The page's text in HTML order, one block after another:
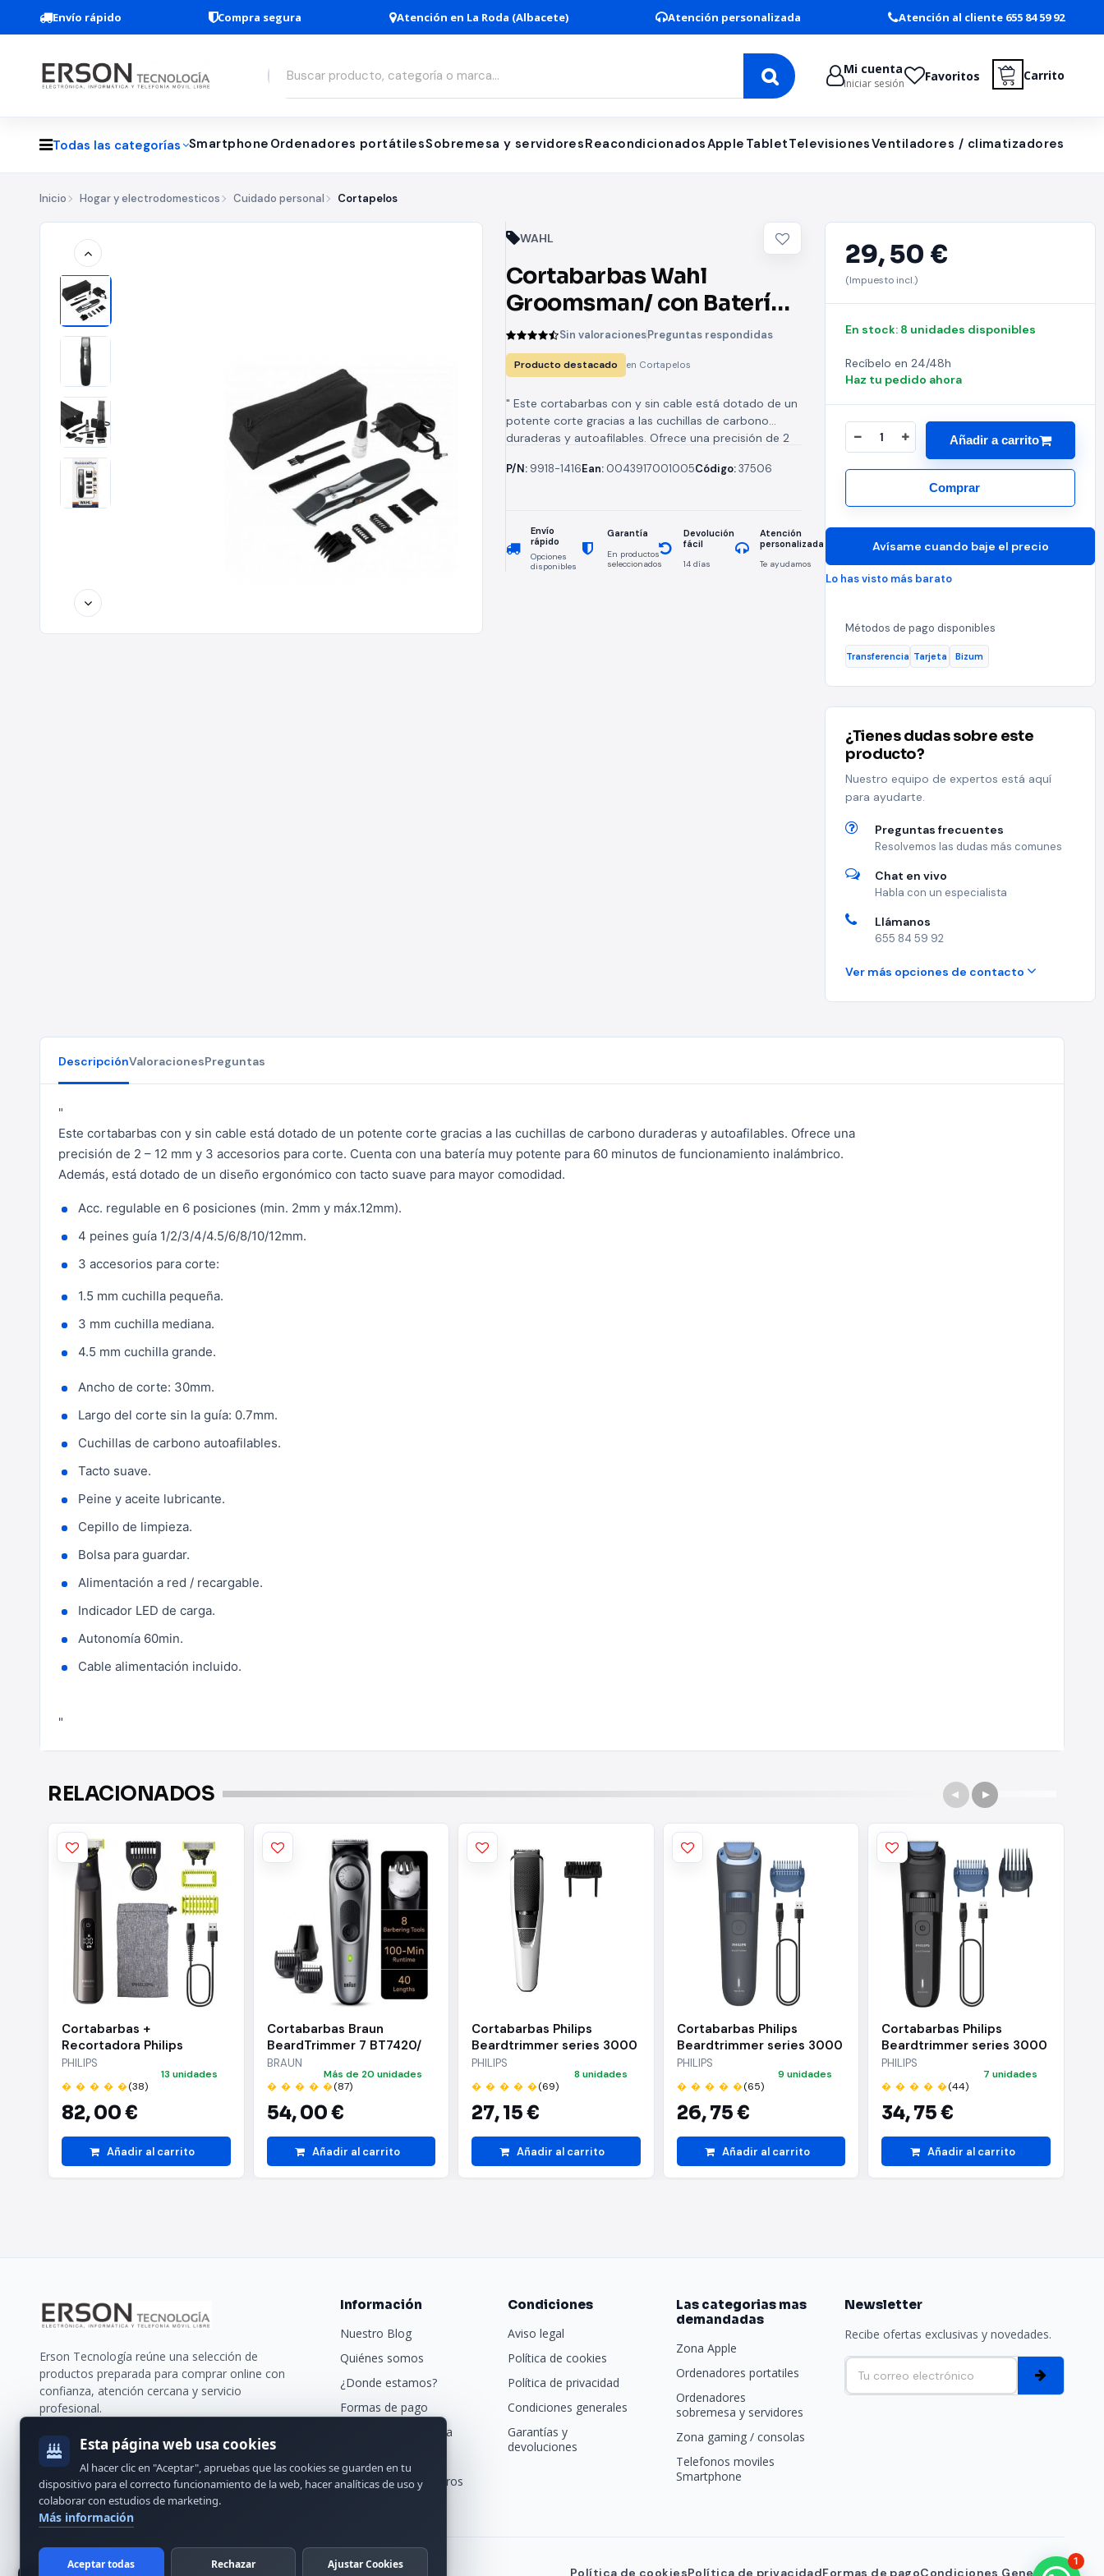
Envío rápido Compra segura Atención en La Roda (Albacete) Atención personalizada Atención al cliente 655 84 59 92
Mi cuenta
Iniciar sesión Favoritos Carrito
Todas las categorías Smartphone Ordenadores portátilesSobremesa y servidoresReacondicionadosApple TabletTelevisionesVentiladores / climatizadores
Inicio Hogar y electrodomesticos Cuidado personal Cortapelos
WAHL
Cortabarbas Wahl
Groomsman/ con Batería/
9 Accesorios
Sin valoracionesPreguntas respondidas
Producto destacado en Cortapelos
" Este cortabarbas con y sin cable está dotado de un
potente corte gracias a las cuchillas de carbono
duraderas y autoafilables. Ofrece una precisión de 2
P/N: 9918-1416Ean: 0043917001005Código:37506
Envío
rápido
Opciones
disponibles
Garantía
En productos
seleccionados
Devolución
fácil
14 días
Atención
personalizada
Te ayudamos
29,50 €
(Impuesto incl.)
En stock: 8 unidades disponibles
Recíbelo en 24/48h
Haz tu pedido ahora
Añadir a carrito
Comprar
Avísame cuando baje el precio
Lo has visto más barato
Métodos de pago disponibles
Transferencia Tarjeta Bizum
¿Tienes dudas sobre este
producto?
Nuestro equipo de expertos está aquí
para ayudarte.
Preguntas frecuentes
Resolvemos las dudas más comunes
Chat en vivo
Habla con un especialista
Llámanos
655 84 59 92
Ver más opciones de contacto
DescripciónValoracionesPreguntas
"
Este cortabarbas con y sin cable está dotado de un potente corte gracias a las cuchillas de carbono duraderas y autoafilables. Ofrece una
precisión de 2 – 12 mm y 3 accesorios para corte. Cuenta con una batería muy potente para 60 minutos de funcionamiento inalámbrico.
Además, está dotado de un diseño ergonómico con tacto suave para mayor comodidad.
Acc. regulable en 6 posiciones (min. 2mm y máx.12mm).
4 peines guía 1/2/3/4/4.5/6/8/10/12mm.
3 accesorios para corte:
1.5 mm cuchilla pequeña.
3 mm cuchilla mediana.
4.5 mm cuchilla grande.
Ancho de corte: 30mm.
Largo del corte sin la guía: 0.7mm.
Cuchillas de carbono autoafilables.
Tacto suave.
Peine y aceite lubricante.
Cepillo de limpieza.
Bolsa para guardar.
Alimentación a red / recargable.
Indicador LED de carga.
Autonomía 60min.
Cable alimentación incluido.
"
RELACIONADOS
Cortabarbas +
Recortadora Philips
Oneblade Pro 360
QP6552/15/ con Batería/ 5
Accesorios
PHILIPS
� � � � �(38)
82,00 €
13 unidades
Añadir al carrito
Cortabarbas Braun
BeardTrimmer 7 BT7420/
con Batería/ 6 Accesorios
BRAUN
� � � � �(87)
54,00 €
Más de 20 unidades
Añadir al carrito
Cortabarbas Philips
Beardtrimmer series 3000
BT3206/14/ con Batería/ 4
Accesorios
PHILIPS
� � � � �(69)
27,15 €
8 unidades
Añadir al carrito
Cortabarbas Philips
Beardtrimmer series 3000
BT3617/15/ con Batería/ 2
Accesorios
PHILIPS
� � � � �(65)
26,75 €
9 unidades
Añadir al carrito
Cortabarbas Philips
Beardtrimmer series 3000
BT3620/15/ con Batería/ 5
Accesorios
PHILIPS
� � � � �(44)
34,75 €
7 unidades
Añadir al carrito
Erson Tecnología reúne una selección de
productos preparada para comprar online con
confianza, atención cercana y servicio
profesional.
Información
Nuestro Blog
Quiénes somos
¿Donde estamos?
Formas de pago
Transporte y entrega
Contacta con nosotros
Condiciones
Aviso legal
Política de cookies
Política de privacidad
Condiciones generales
Garantías y
devoluciones
Las categorias mas
demandadas
Zona Apple
Ordenadores portatiles
Ordenadores
sobremesa y servidores
Zona gaming / consolas
Telefonos moviles
Smartphone
Newsletter
Recibe ofertas exclusivas y novedades.
Política de cookiesPolítica de privacidadFormas de pagoCondiciones Generales
1
Esta página web usa cookies
Al hacer clic en "Aceptar", apruebas que las cookies se guarden en tu
dispositivo para el correcto funcionamiento de la web, hacer analíticas de uso y
colaborar con estudios de marketing.
Más información
Aceptar todas Rechazar Ajustar Cookies